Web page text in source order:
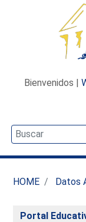
Bienvenidos |
HOME Datos
Portal